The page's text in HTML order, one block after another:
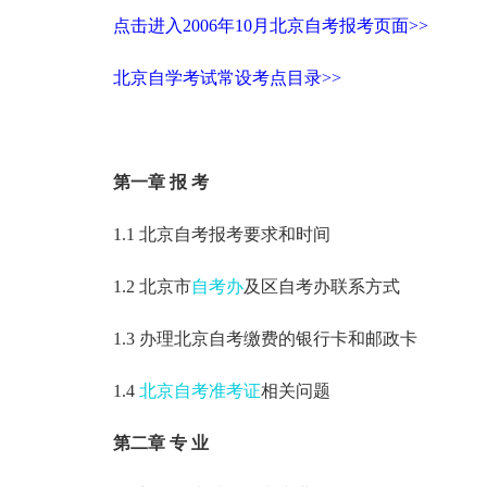
点击进入2006年10月北京自考报考页面>>
北京自学考试常设考点目录>>
第一章 报 考
1.1 北京自考报考要求和时间
1.2 北京市自考办及区自考办联系方式
1.3 办理北京自考缴费的银行卡和邮政卡
1.4 北京自考准考证相关问题
第二章 专 业